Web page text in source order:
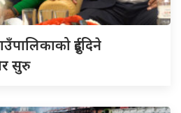
दुईदिने
सुरु